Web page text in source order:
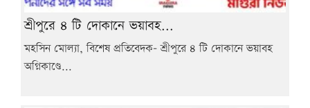
শ্রীপুরে ৪ টি দোকানে ভয়াবহ...
মহসিন মোল্যা, বিশেষ প্রতিবেদক- শ্রীপুরে ৪ টি দোকানে ভয়াবহ
অগ্নিকাণ্ডে...